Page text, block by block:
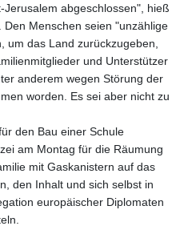
abgeschlossen", hieß
Menschen seien "unzählige
um das Land zurückzugeben,
und Unterstützer
anderem wegen Störung der
worden. Es sei aber nicht zu
den Bau einer Schule
am Montag für die Räumung
mit Gaskanistern auf das
den Inhalt und sich selbst in
europäischer Diplomaten